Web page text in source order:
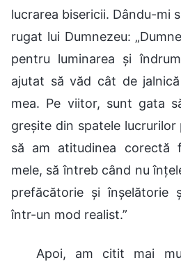
lucrarea bisericii. Dându-mi
rugat lui Dumnezeu:
pentru luminarea și
ajutat să văd cât de
mea. Pe viitor, sunt gata
greșite din spatele lucrurilor
să am atitudinea corectă
mele, să întreb când nu
prefăcătorie și înșelătorie
într-un mod realist.”
Apoi, am citit mai